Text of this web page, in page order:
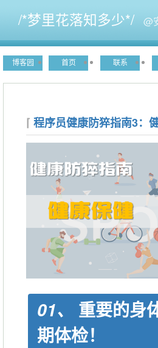
/*梦里花落知多少*/
博客园 首页 联系
程序员健康防猝指南3：
01、
重要的身
期体检！